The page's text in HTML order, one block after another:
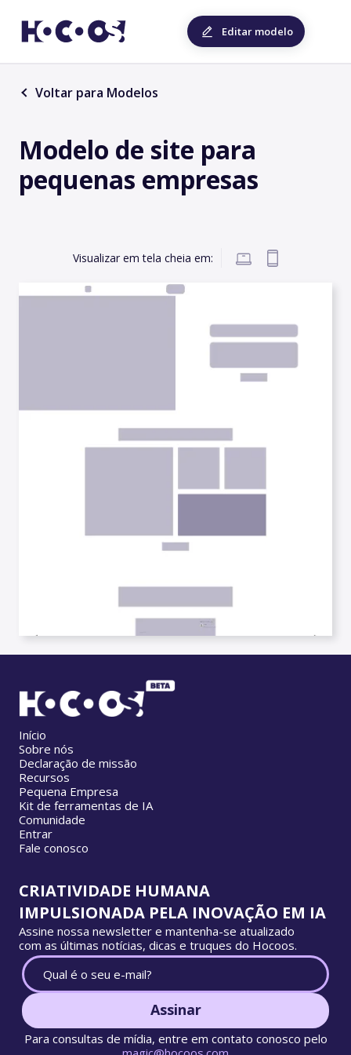
Editar modelo
Voltar para Modelos
Modelo de site para
pequenas empresas
Visualizar em tela cheia em:
Início
Sobre nós
Declaração de missão
Recursos
Pequena Empresa
Kit de ferramentas de IA
Comunidade
Entrar
Fale conosco
CRIATIVIDADE HUMANA
IMPULSIONADA PELA INOVAÇÃO EM IA
Assine nossa newsletter e mantenha-se atualizado
com as últimas notícias, dicas e truques do Hocoos.
Assinar
Para consultas de mídia, entre em contato conosco pelo